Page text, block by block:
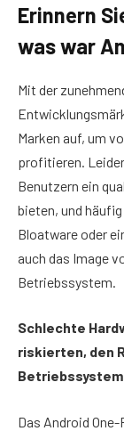
Erinnern
was war
Mit der
Marken auf, um
profitieren.
Benutzern ein
bieten, und
Bloatware oder
auch das Image
Betriebssystem.
Schlechte
riskierten, den
Das Android